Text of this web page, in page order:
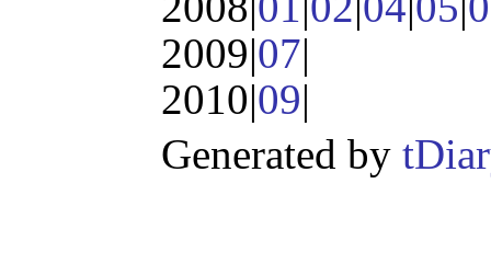
2009|07|
2010|09|
Generated by